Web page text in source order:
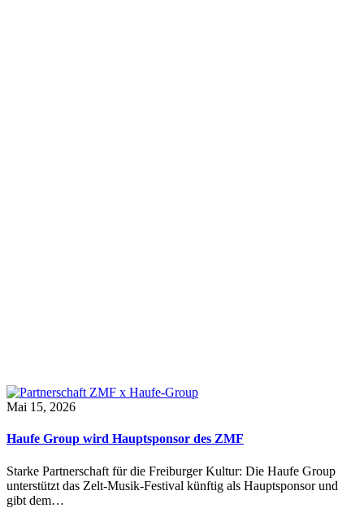
Mai 15, 2026
Haufe Group wird Hauptsponsor des ZMF
Starke Partnerschaft für die Freiburger Kultur: Die Haufe Group
unterstützt das Zelt-Musik-Festival künftig als Hauptsponsor und
gibt dem…